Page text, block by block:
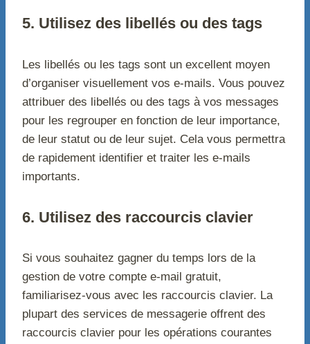
5. Utilisez des libellés ou des tags
Les libellés ou les tags sont un excellent moyen
d’organiser visuellement vos e-mails. Vous pouvez
attribuer des libellés ou des tags à vos messages
pour les regrouper en fonction de leur importance,
de leur statut ou de leur sujet. Cela vous permettra
de rapidement identifier et traiter les e-mails
importants.
6. Utilisez des raccourcis clavier
Si vous souhaitez gagner du temps lors de la
gestion de votre compte e-mail gratuit,
familiarisez-vous avec les raccourcis clavier. La
plupart des services de messagerie offrent des
raccourcis clavier pour les opérations courantes